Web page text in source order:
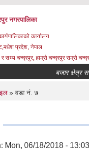
नगरपालिका
कार्यालय
प्रदेश, नेपाल
सभ्य चन्द्रपुर, हाम्रो चन्द्रपुर राम्रो
बजार क्षेत्र
» वडा नं. ७
Mon, 06/18/2018 - 13:03